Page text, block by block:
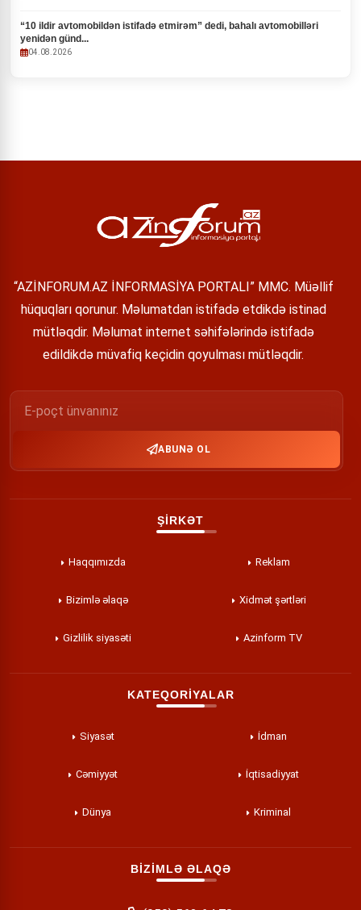
“10 ildir avtomobildən istifadə etmirəm” dedi, bahalı avtomobilləri
yenidən günd...
04.08.2026
“AZİNFORUM.AZ İNFORMASİYA PORTALI” MMC. Müəllif
hüquqları qorunur. Məlumatdan istifadə etdikdə istinad
mütləqdir. Məlumat internet səhifələrində istifadə
edildikdə müvafiq keçidin qoyulması mütləqdir.
ABUNƏ OL
ŞİRKƏT
Haqqımızda Reklam
Bizimlə əlaqə Xidmət şərtləri
Gizlilik siyasəti Azinform TV
KATEQORİYALAR
Siyasət İdman
Cəmiyyət İqtisadiyyat
Dünya Kriminal
BİZİMLƏ ƏLAQƏ